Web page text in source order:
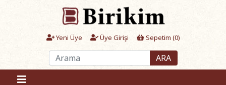
Yeni Üye Üye Girişi Sepetim (0)
ARA